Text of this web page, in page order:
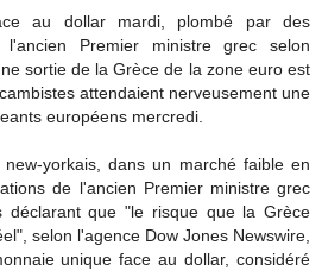
au dollar mardi, plombé par des
l'ancien Premier ministre grec selon
sortie de la Grèce de la zone euro est
attendaient nerveusement une
européens mercredi.
yorkais, dans un marché faible en
de l'ancien Premier ministre grec
déclarant que "le risque que la Grèce
selon l'agence Dow Jones Newswire,
unique face au dollar, considéré